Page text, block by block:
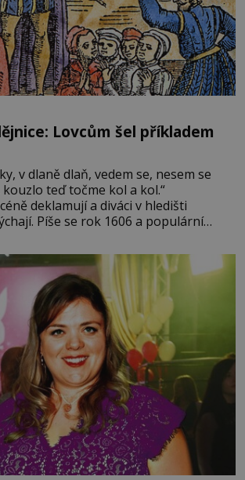
Lovcům šel příkladem
v dlaně dlaň, vedem se, nesem se
teď točme kol a kol.“
deklamují a diváci v hledišti
Píše se rok 1606 a populární
Napsal ji pro krále Jakuba I., jenž